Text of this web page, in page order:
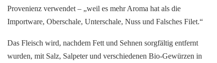
Provenienz verwendet – „weil es mehr Aroma hat als die
Importware, Oberschale, Unterschale, Nuss und Falsches Filet.“
Das Fleisch wird, nachdem Fett und Sehnen sorgfältig entfernt
wurden, mit Salz, Salpeter und verschiedenen Bio-Gewürzen in